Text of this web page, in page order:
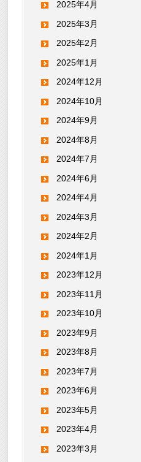
2025年4月
2025年3月
2025年2月
2025年1月
2024年12月
2024年10月
2024年9月
2024年8月
2024年7月
2024年6月
2024年4月
2024年3月
2024年2月
2024年1月
2023年12月
2023年11月
2023年10月
2023年9月
2023年8月
2023年7月
2023年6月
2023年5月
2023年4月
2023年3月